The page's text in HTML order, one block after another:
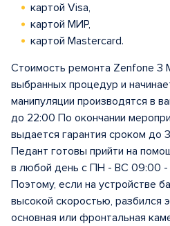
картой Visa,
картой МИР,
картой Mastercard.
Стоимость ремонта Zenfone 3
выбранных процедур и
манипуляции производятся в
до 22:00 По окончании
выдается гарантия сроком до
Педант готовы прийти на
в любой день с ПН - ВС 09:00 -
Поэтому, если на устройстве
высокой скоростью, разбился
основная или фронтальная